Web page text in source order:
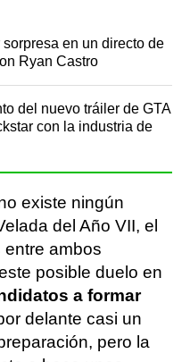
en un directo de
Ryan Castro
del nuevo tráiler de GTA
con la industria de
existe ningún
del Año VII, el
ambos
posible duelo en
a formar
delante casi un
pero la